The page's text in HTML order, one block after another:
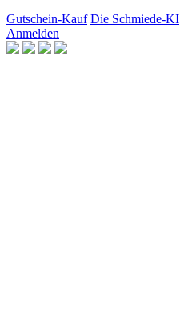
Gutschein-Kauf Die Schmiede-KI
Anmelden